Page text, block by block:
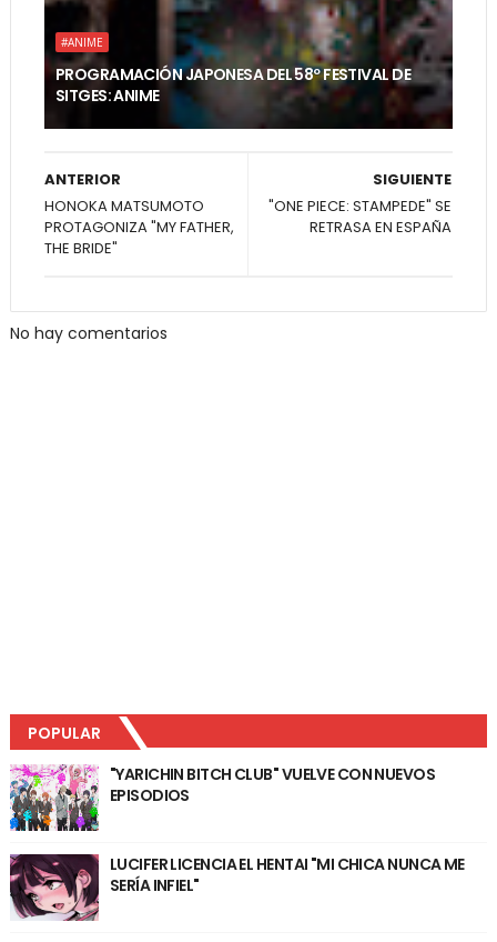
#ANIME
PROGRAMACIÓN JAPONESA DEL 58º FESTIVAL DE
SITGES: ANIME
SIGUIENTE
"ONE PIECE: STAMPEDE" SE
RETRASA EN ESPAÑA
ANTERIOR
HONOKA MATSUMOTO
PROTAGONIZA "MY FATHER,
THE BRIDE"
No hay comentarios
POPULAR
"YARICHIN BITCH CLUB" VUELVE CON NUEVOS
EPISODIOS
LUCIFER LICENCIA EL HENTAI "MI CHICA NUNCA ME
SERÍA INFIEL"